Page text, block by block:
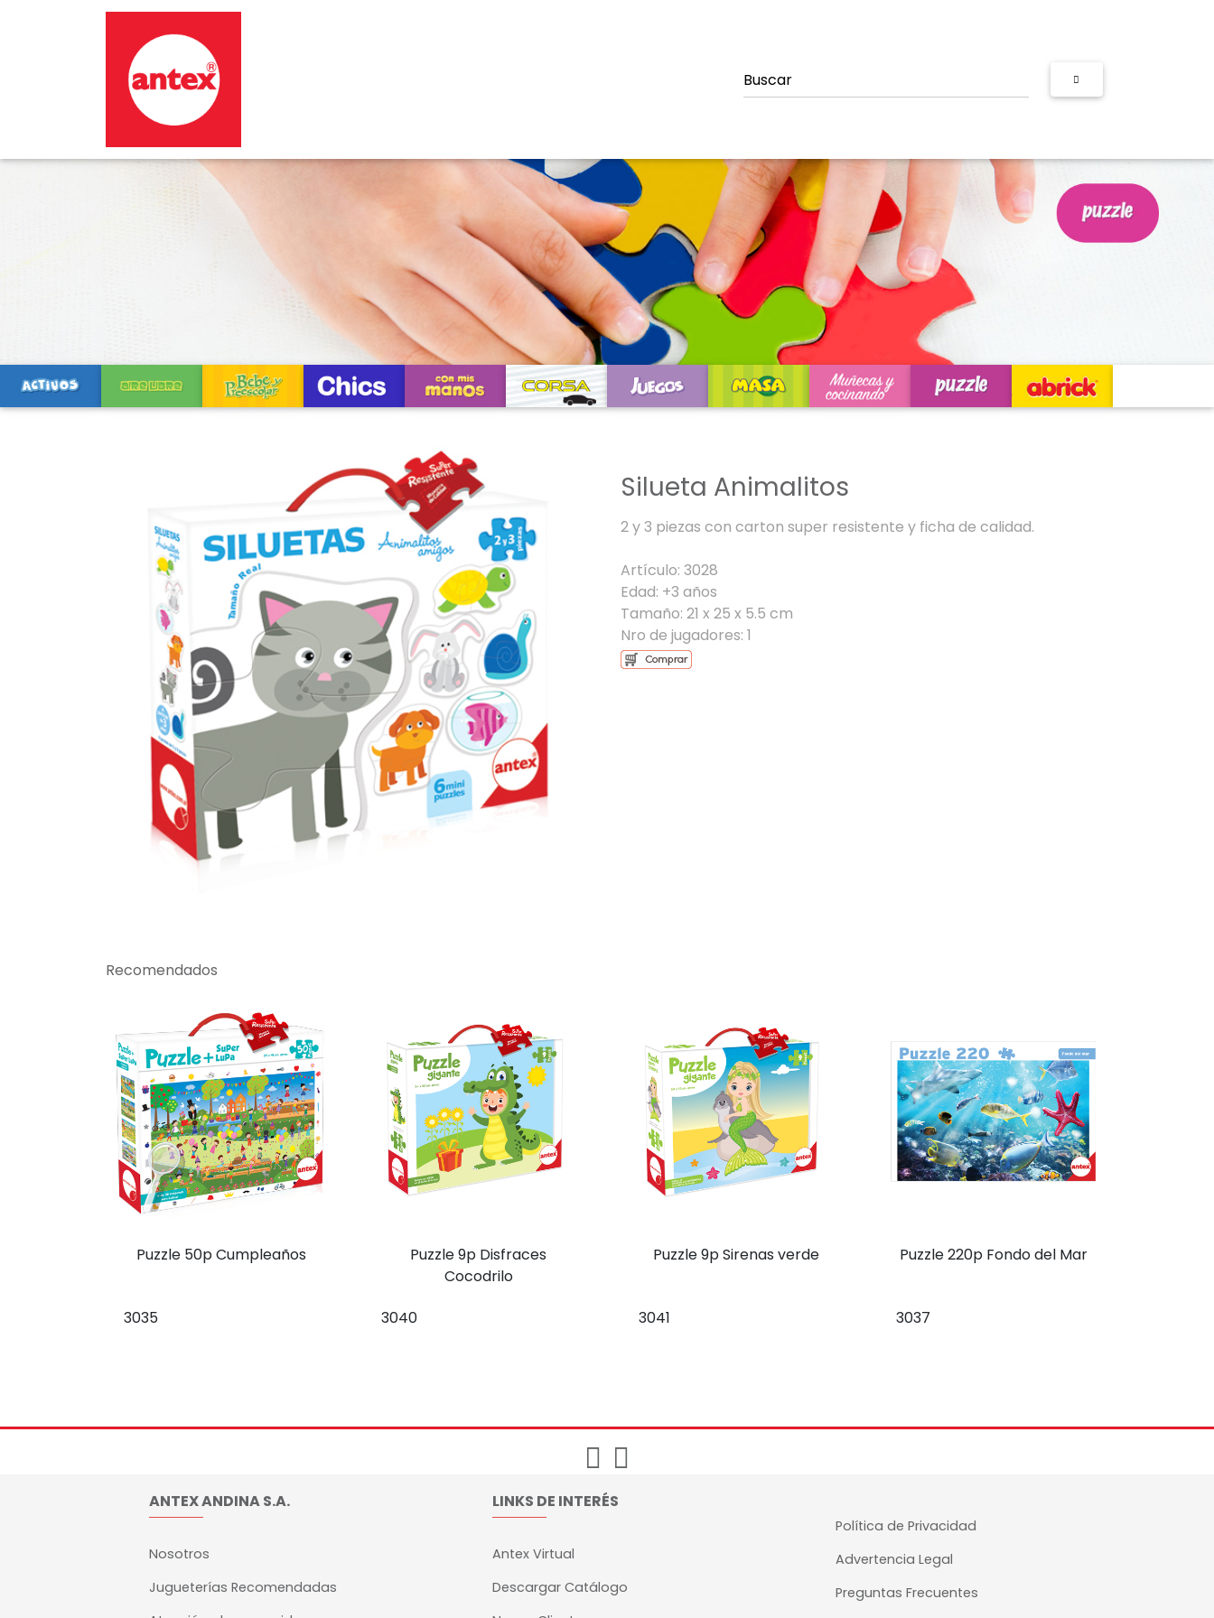
Previous
Silueta Animalitos
2 y 3 piezas con carton super resistente y ficha de calidad.
Artículo: 3028
Edad: +3 años
Tamaño: 21 x 25 x 5.5 cm
Nro de jugadores: 1
Recomendados
Puzzle 50p Cumpleaños
3035
Puzzle 9p Disfraces
Cocodrilo
3040
Puzzle 9p Sirenas verde
3041
Puzzle 220p Fondo del Mar
3037
ANTEX ANDINA S.A.
Nosotros
Jugueterías Recomendadas
LINKS DE INTERÉS
Antex Virtual
Descargar Catálogo
Política de Privacidad
Advertencia Legal
Preguntas Frecuentes